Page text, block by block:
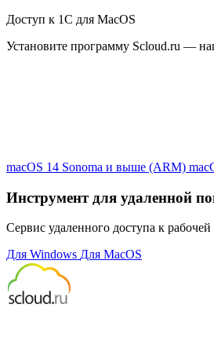
Доступ к 1С для MacOS
Установите программу Scloud.ru —
macOS 14 Sonoma и выше (ARM)
Инструмент для удаленной
Сервис удаленного доступа к
Для Windows Для MacOS